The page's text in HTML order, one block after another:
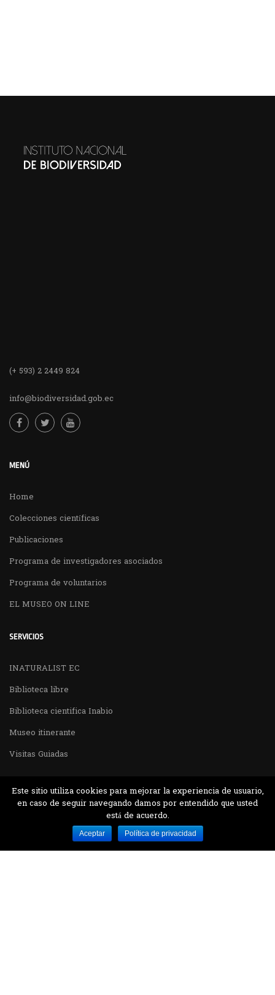
(+ 593) 2 2449 824
info@biodiversidad.gob.ec
MENÚ
Home
Colecciones científicas
Publicaciones
Programa de investigadores asociados
Programa de voluntarios
EL MUSEO ON LINE
SERVICIOS
INATURALIST EC
Biblioteca libre
Biblioteca cientifica Inabio
Museo itinerante
Visitas Guiadas
Desarrollado por MJTEC.
Este sitio utiliza cookies para mejorar la experiencia de usuario,
en caso de seguir navegando damos por entendido que usted
está de acuerdo.
Aceptar Política de privacidad